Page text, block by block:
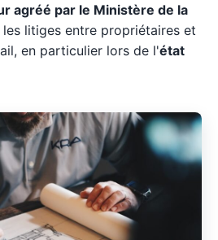
agréé par le Ministère de la
les litiges entre propriétaires et
en particulier lors de l'état